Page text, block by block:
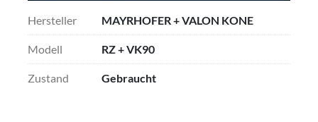
Hersteller MAYRHOFER + VALON KONE
Modell RZ + VK90
Zustand Gebraucht